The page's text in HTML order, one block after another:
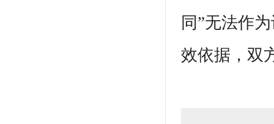
同”无法作
效依据，双